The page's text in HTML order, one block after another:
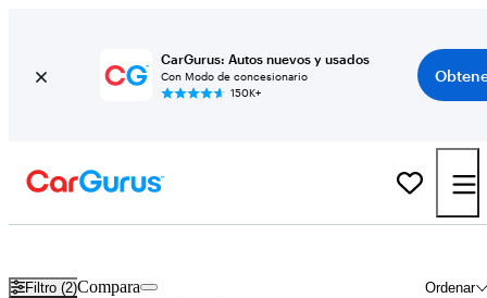
CarGurus: Autos nuevos y usados
Con Modo de concesionario
150K+
Filtro (2) Ordenar
Compara